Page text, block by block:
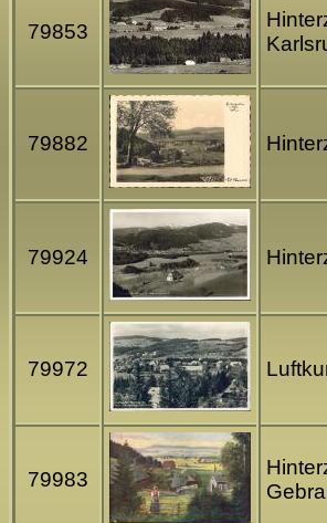
79853
79882
79924
79972
79983